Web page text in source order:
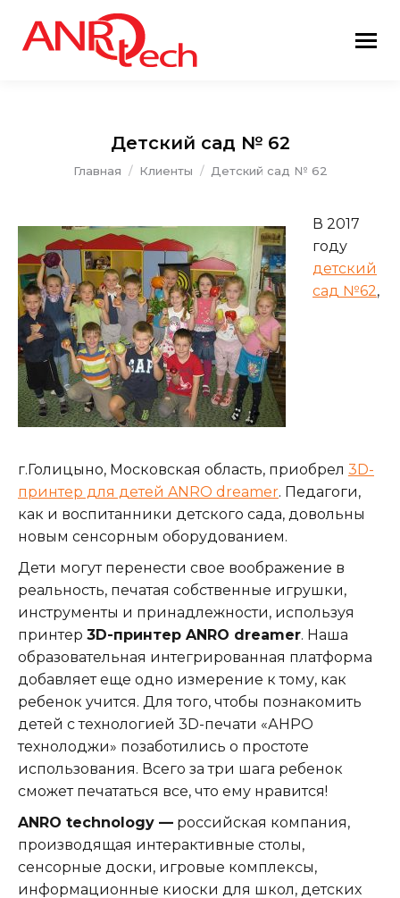
Детский сад № 62
Вы здесь:
Главная Клиенты Детский сад № 62
В 2017
году
детский
сад №62,
г.Голицыно, Московская область, приобрел 3D-
принтер для детей ANRO dreamer. Педагоги,
как и воспитанники детского сада, довольны
новым сенсорным оборудованием.
Дети могут перенести свое воображение в
реальность, печатая собственные игрушки,
инструменты и принадлежности, используя
принтер 3D-принтер ANRO dreamer. Наша
образовательная интегрированная платформа
добавляет еще одно измерение к тому, как
ребенок учится. Для того, чтобы познакомить
детей с технологией 3D-печати «АНРО
технолоджи» позаботились о простоте
использования. Всего за три шага ребенок
сможет печататься все, что ему нравится!
ANRO technology — российская компания,
производящая интерактивные столы,
сенсорные доски, игровые комплексы,
информационные киоски для школ, детских